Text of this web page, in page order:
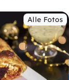
Alle Fotos